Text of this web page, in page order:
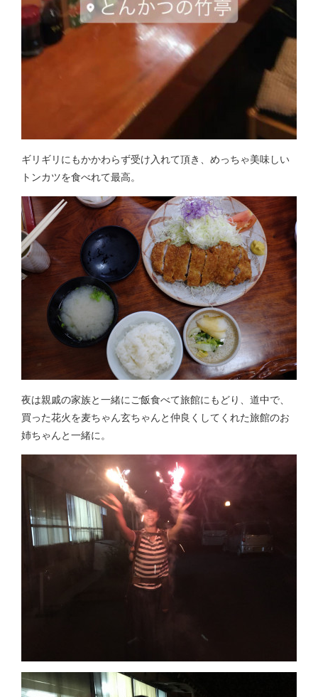
ギリギリにもかかわらず受け入れて頂き、めっちゃ美味しい
トンカツを食べれて最高。
夜は親戚の家族と一緒にご飯食べて旅館にもどり、道中で、
買った花火を麦ちゃん玄ちゃんと仲良くしてくれた旅館のお
姉ちゃんと一緒に。